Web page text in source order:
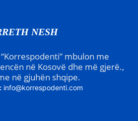
NESH
mbulon me
në Kosovë dhe më gjerë.,
në gjuhën shqipe.
info@korrespodenti.com